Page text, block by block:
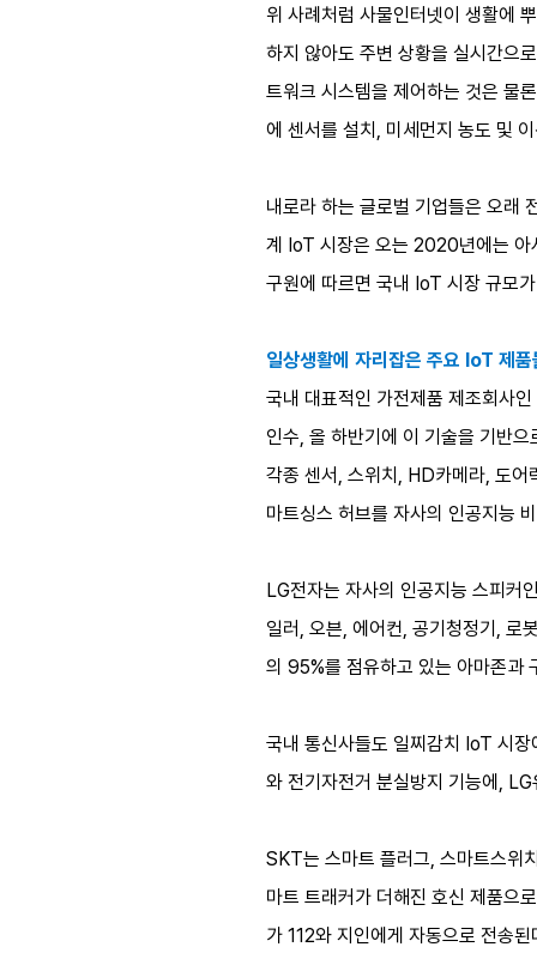
위 사례처럼 사물인터넷이 생활에
하지 않아도 주변 상황을 실시간으
트워크 시스템을 제어하는 것은 물
에 센서를 설치, 미세먼지 농도 및
내로라 하는 글로벌 기업들은 오래
계 IoT 시장은 오는 2020년에는 아
구원에 따르면 국내 IoT 시장 규모
일상생활에 자리잡은 주요 IoT 제품
국내 대표적인 가전제품 제조회사
인수, 올 하반기에 이 기술을 기반
각종 센서, 스위치, HD카메라, 도
마트싱스 허브를 자사의 인공지능
LG전자는 자사의 인공지능 스피커
일러, 오븐, 에어컨, 공기청정기, 로
의 95%를 점유하고 있는 아마존과
국내 통신사들도 일찌감치 IoT 시
와 전기자전거 분실방지 기능에,
SKT는 스마트 플러그, 스마트스위
마트 트래커가 더해진 호신 제품으
가 112와 지인에게 자동으로 전송